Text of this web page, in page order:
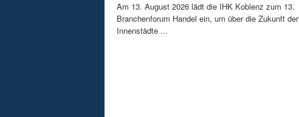
Am 13. August 2026 lädt die IHK Koblenz zum 13.
Branchenforum Handel ein, um über die Zukunft der
Innenstädte ...